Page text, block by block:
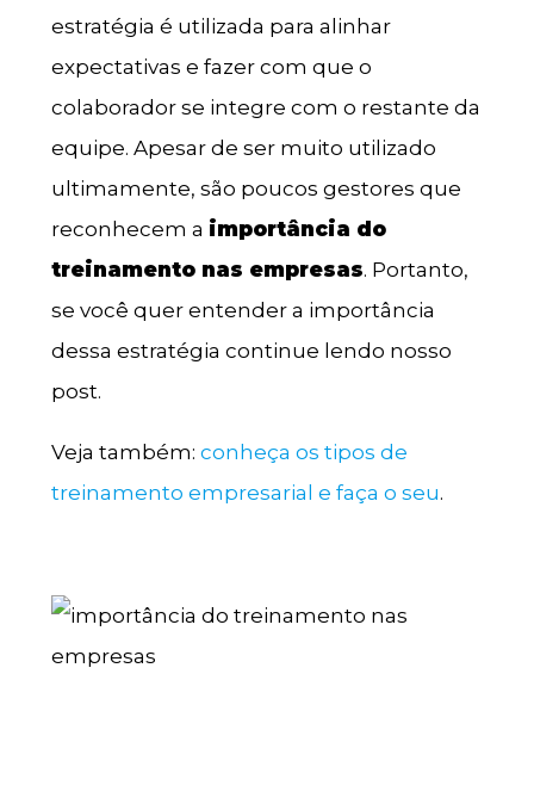
estratégia é utilizada para alinhar
expectativas e fazer com que o
colaborador se integre com o restante da
equipe. Apesar de ser muito utilizado
ultimamente, são poucos gestores que
reconhecem a importância do
treinamento nas empresas. Portanto,
se você quer entender a importância
dessa estratégia continue lendo nosso
post.
Veja também: conheça os tipos de
treinamento empresarial e faça o seu.